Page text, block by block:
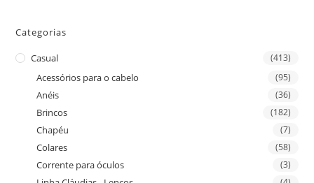
Categorias
Casual (413)
Acessórios para o cabelo (95)
Anéis (36)
Brincos (182)
Chapéu (7)
Colares (58)
Corrente para óculos (3)